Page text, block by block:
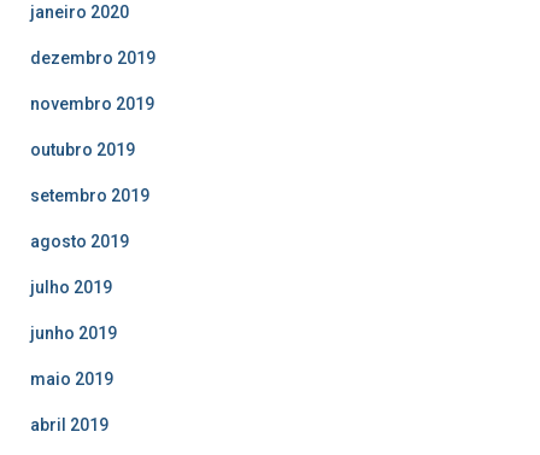
janeiro 2020
dezembro 2019
novembro 2019
outubro 2019
setembro 2019
agosto 2019
julho 2019
junho 2019
maio 2019
abril 2019